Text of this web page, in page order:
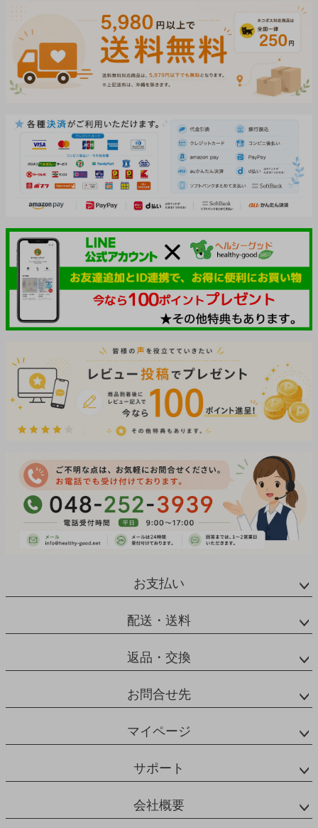
お支払い
配送・送料
返品・交換
お問合せ先
マイページ
サポート
会社概要